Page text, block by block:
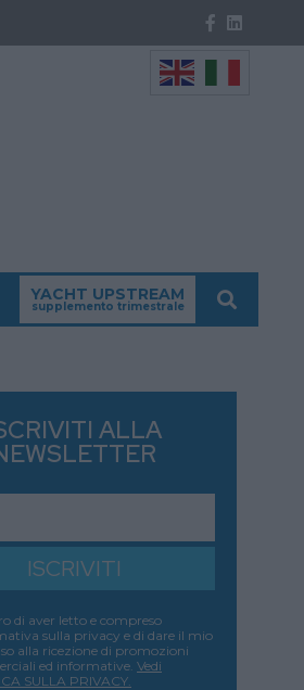
YACHT UPSTREAM
supplemento trimestrale
ALLA
ISCRIVITI
di aver letto e compreso
sulla privacy e di dare il mio
alla ricezione di promozioni
ed informative. Vedi
SULLA PRIVACY.